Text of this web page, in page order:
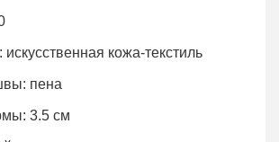
кожа-текстиль
пена
3.5 см